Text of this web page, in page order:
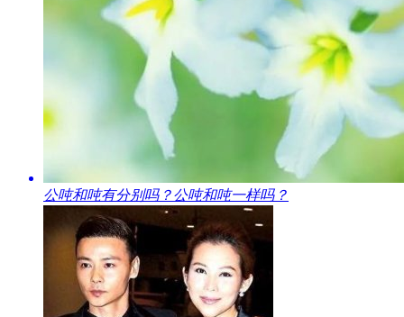
​公吨和吨有分别吗？公吨和吨一样吗？